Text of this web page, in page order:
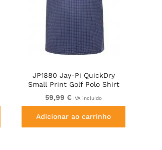
JP1880 Jay-Pi QuickDry
Small Print Golf Polo Shirt
Navy Blue
59,99 € IVA incluído
Adicionar ao carrinho